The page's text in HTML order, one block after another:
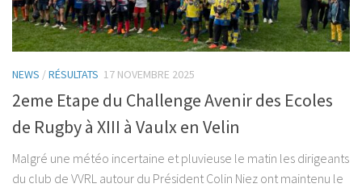
NEWS /RÉSULTATS 17 NOVEMBRE 2025
2eme Etape du Challenge Avenir des Ecoles
de Rugby à XIII à Vaulx en Velin
Malgré une météo incertaine et pluvieuse le matin les dirigeants
du club de VVRL autour du Président Colin Niez ont maintenu le